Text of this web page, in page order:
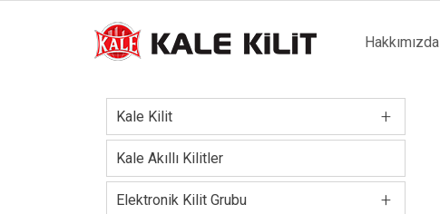
Main
Hakkımızda
+
Kale Kilit
Kale Akıllı Kilitler
+
Elektronik Kilit Grubu